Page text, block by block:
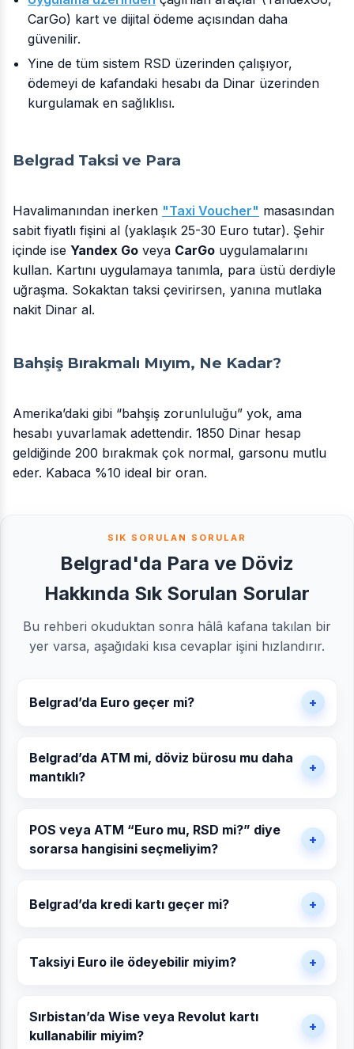
CarGo) kart ve dijital ödeme açısından daha
güvenilir.
Yine de tüm sistem RSD üzerinden çalışıyor,
ödemeyi de kafandaki hesabı da Dinar üzerinden
kurgulamak en sağlıklısı.
Belgrad Taksi ve Para
Havalimanından inerken "Taxi Voucher" masasından
sabit fiyatlı fişini al (yaklaşık 25-30 Euro tutar). Şehir
içinde ise Yandex Go veya CarGo uygulamalarını
kullan. Kartını uygulamaya tanımla, para üstü derdiyle
uğraşma. Sokaktan taksi çevirirsen, yanına mutlaka
nakit Dinar al.
Bahşiş Bırakmalı Mıyım, Ne Kadar?
Amerika’daki gibi “bahşiş zorunluluğu” yok, ama
hesabı yuvarlamak adettendir. 1850 Dinar hesap
geldiğinde 200 bırakmak çok normal, garsonu mutlu
eder. Kabaca %10 ideal bir oran.
SIK SORULAN SORULAR
Belgrad'da Para ve Döviz
Hakkında Sık Sorulan Sorular
Bu rehberi okuduktan sonra hâlâ kafana takılan bir
yer varsa, aşağıdaki kısa cevaplar işini hızlandırır.
Belgrad’da Euro geçer mi?
Belgrad’da ATM mi, döviz bürosu mu daha
mantıklı?
POS veya ATM “Euro mu, RSD mi?” diye
sorarsa hangisini seçmeliyim?
Belgrad’da kredi kartı geçer mi?
Taksiyi Euro ile ödeyebilir miyim?
Sırbistan’da Wise veya Revolut kartı
kullanabilir miyim?